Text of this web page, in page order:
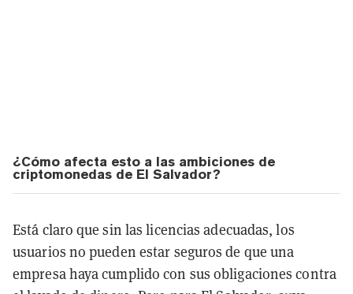
¿Cómo afecta esto a las ambiciones de
criptomonedas de El Salvador?
Está claro que sin las licencias adecuadas, los
usuarios no pueden estar seguros de que una
empresa haya cumplido con sus obligaciones contra